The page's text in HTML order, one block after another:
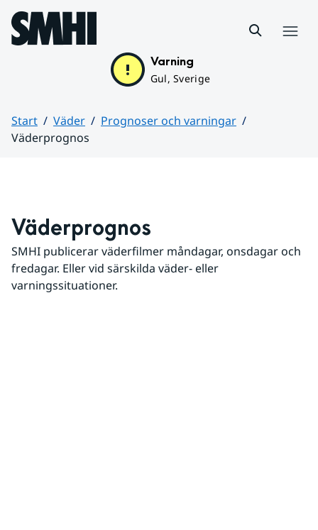
Hoppa till sidans innehåll
Varning
Gul, Sverige
Start Väder
Prognoser och varningar
Väderprognos
Väderprognos
SMHI publicerar väderfilmer måndagar, onsdagar och
fredagar. Eller vid särskilda väder- eller
varningssituationer.